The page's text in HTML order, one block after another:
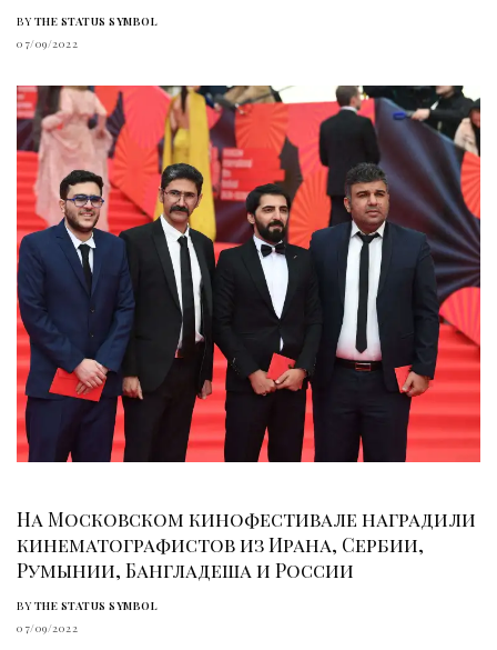
BY THE STATUS SYMBOL
07/09/2022
На Московском кинофестивале наградили
кинематографистов из Ирана, Сербии,
Румынии, Бангладеша и России
BY THE STATUS SYMBOL
07/09/2022